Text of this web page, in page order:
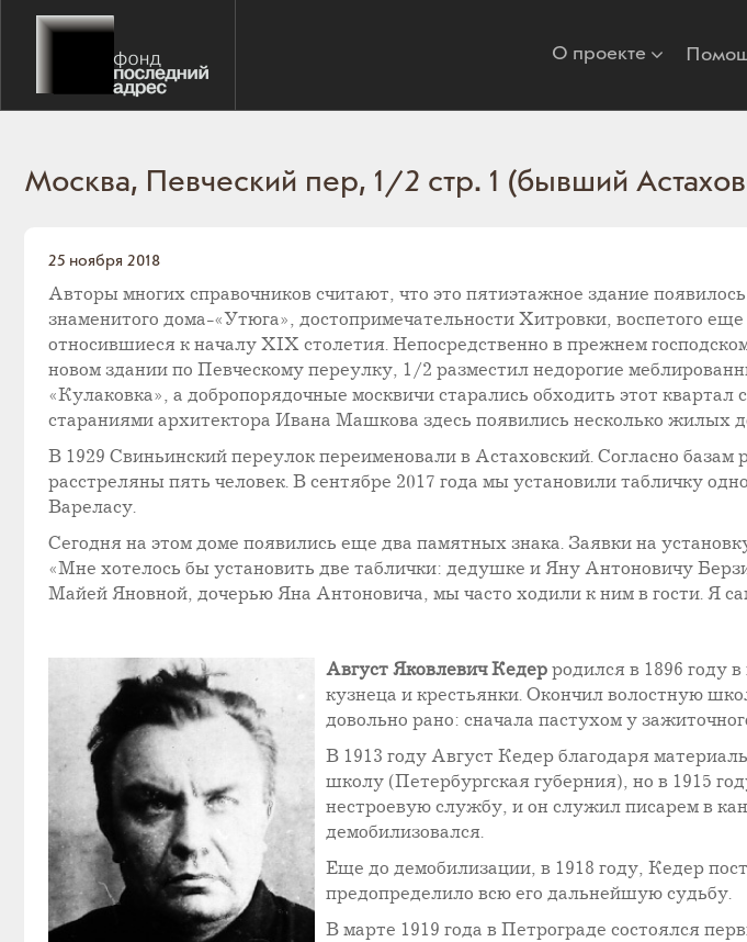
О проекте
Москва, Певческий пер, 1/2 стр. 1 (бывший
25 ноября 2018
Авторы многих справочников считают, что это пятиэтажное здание
знаменитого дома-«Утюга», достопримечательности Хитровки, воспетого
относившиеся к началу XIX столетия. Непосредственно в прежнем
новом здании по Певческому переулку, 1/2 разместил недорогие
«Кулаковка», а добропорядочные москвичи старались обходить этот
стараниями архитектора Ивана Машкова здесь появились несколько жилых
В 1929 Свиньинский переулок переименовали в Астаховский. Согласно
расстреляны пять человек. В сентябре 2017 года мы установили табличку
Вареласу.
Сегодня на этом доме появились еще два памятных знака. Заявки на
«Мне хотелось бы установить две таблички: дедушке и Яну Антоновичу
Майей Яновной, дочерью Яна Антоновича, мы часто ходили к ним в гости. Я
Август Яковлевич Кедер родился в 1896 году
кузнеца и крестьянки. Окончил волостную
довольно рано: сначала пастухом у
В 1913 году Август Кедер благодаря
школу (Петербургская губерния), но в 1915
нестроевую службу, и он служил писарем в
демобилизовался.
Еще до демобилизации, в 1918 году, Кедер
предопределило всю его дальнейшую судьбу.
В марте 1919 года в Петрограде состоялся